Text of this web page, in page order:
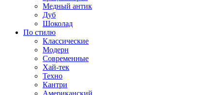
Медный антик
Дуб
Шоколад
По стилю
Классические
Модерн
Современные
Хай-тек
Техно
Кантри
Американский